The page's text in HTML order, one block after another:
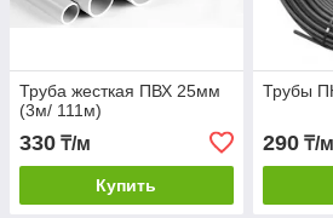
Труба жесткая ПВХ 25мм
(3м/ 111м)
330 ₸/м
Купить
Трубы
290₸/м